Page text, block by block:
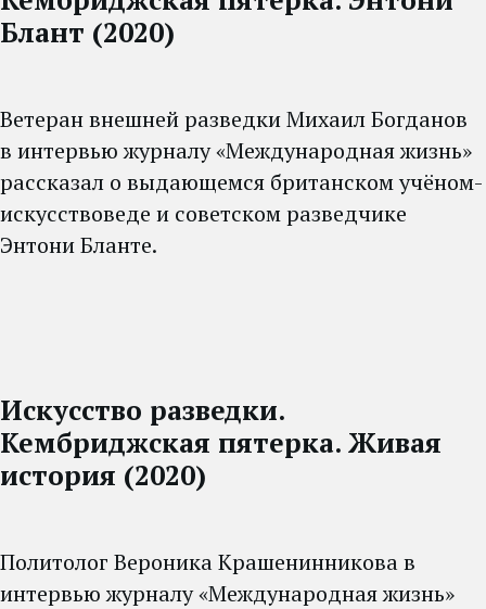
Блант (2020)
Ветеран внешней разведки Михаил Богданов
в интервью журналу «Международная жизнь»
рассказал о выдающемся британском учёном-
искусствоведе и советском разведчике
Энтони Бланте.
Искусство разведки.
Кембриджская пятерка. Живая
история (2020)
Политолог Вероника Крашенинникова в
интервью журналу «Международная жизнь»